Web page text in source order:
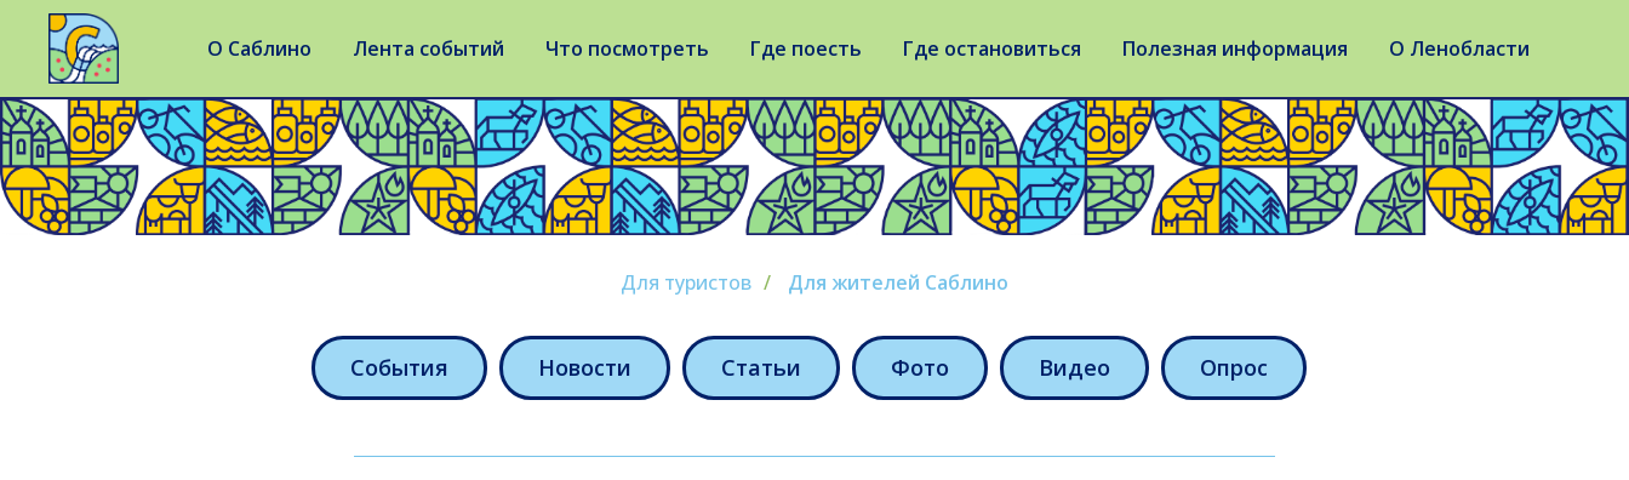
О Саблино Лента событий Что посмотреть Где поесть Где остановиться Полезная информация О Ленобласти
Для туристов / Для жителей Саблино
События Новости Статьи Фото Видео Опрос